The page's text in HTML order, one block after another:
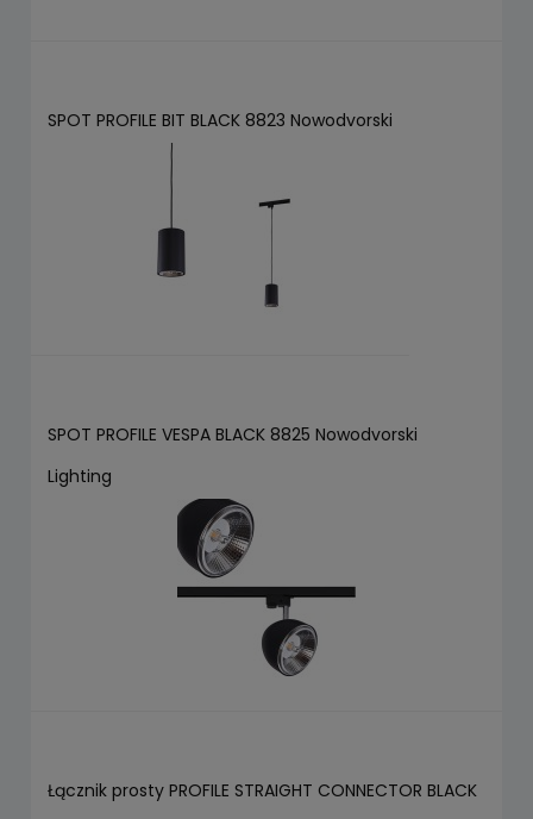
SPOT PROFILE BIT BLACK 8823 Nowodvorski
SPOT PROFILE VESPA BLACK 8825 Nowodvorski
Lighting
Łącznik prosty PROFILE STRAIGHT CONNECTOR BLACK